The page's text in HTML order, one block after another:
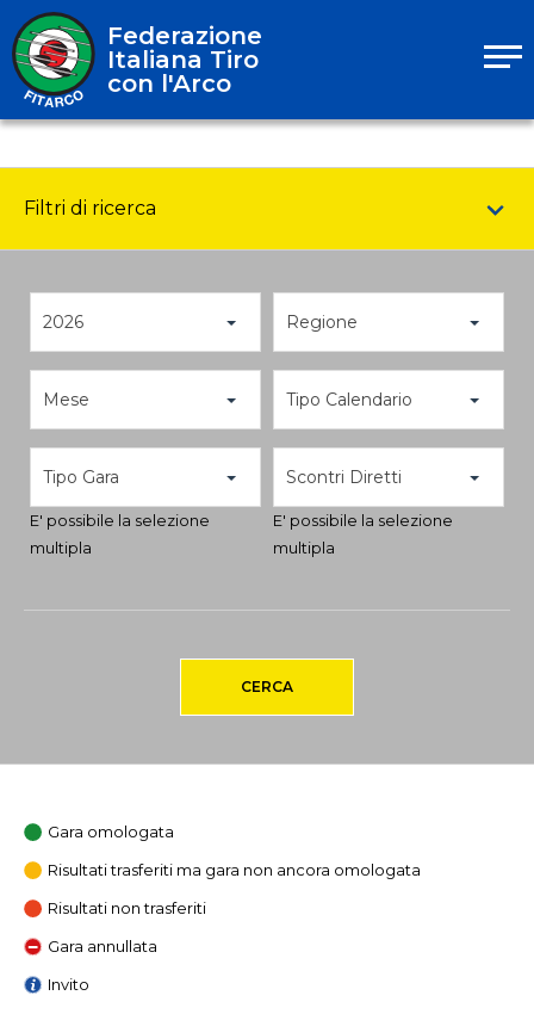
Federazione
Italiana Tiro
con l'Arco
Filtri di ricerca
2026 Regione
Mese Tipo Calendario
Tipo Gara
E' possibile la selezione
multipla
Scontri Diretti
E' possibile la selezione
multipla
CERCA
Gara omologata
Risultati trasferiti ma gara non ancora omologata
Risultati non trasferiti
Gara annullata
Invito